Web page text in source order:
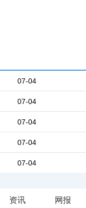
07-04
07-04
07-04
07-04
07-04
资讯 网报